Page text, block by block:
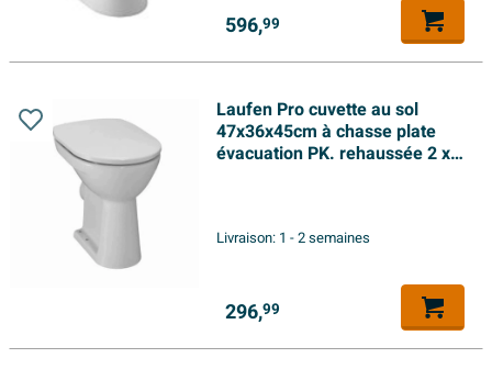
596,99
Laufen Pro cuvette au sol
47x36x45cm à chasse plate
évacuation PK. rehaussée 2 x 2
Livraison: 1 - 2 semaines
296,99